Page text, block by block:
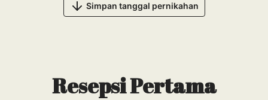
Simpan tanggal pernikahan
Resepsi Pertama